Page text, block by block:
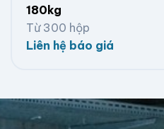
180kg
Từ 300 hộp
Liên hệ báo giá